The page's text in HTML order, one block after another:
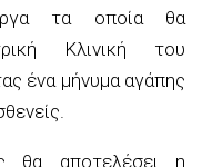
τα οποία θα
Κλινική του
ένα μήνυμα αγάπης
θα αποτελέσει η